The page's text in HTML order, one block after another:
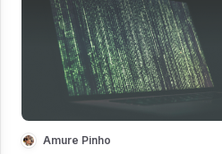
Amure Pinho